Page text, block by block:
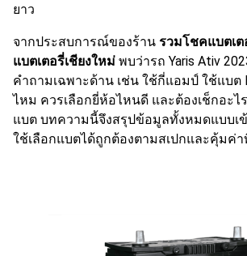
ยาว
จากประสบการณ์ของร้าน รวมโชคแบตเต
แบตเตอรี่เชียงใหม่ พบว่ารถ Yaris Ativ
คำถามเฉพาะด้าน เช่น ใช้กี่แอมป์ ใช้แบต
ไหม ควรเลือกยี่ห้อไหนดี และต้องเช็กอะไ
แบต บทความนี้จึงสรุปข้อมูลทั้งหมดแบบเข้
ใช้เลือกแบตได้ถูกต้องตามสเปกและคุ้มค่